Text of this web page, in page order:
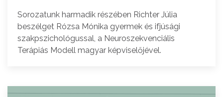
Sorozatunk harmadik részében Richter Júlia
beszélget Rózsa Mónika gyermek és ifjúsági
szakpszichológussal, a Neuroszekvenciális
Terápiás Modell magyar képviselőjével.